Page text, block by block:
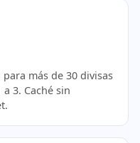
más de 30 divisas
3. Caché sin